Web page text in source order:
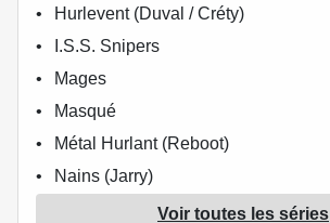
Hurlevent (Duval / Créty)
I.S.S. Snipers
Mages
Masqué
Métal Hurlant (Reboot)
Nains (Jarry)
Voir toutes les séries